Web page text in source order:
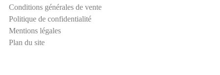
Conditions générales de vente
Politique de confidentialité
Mentions légales
Plan du site